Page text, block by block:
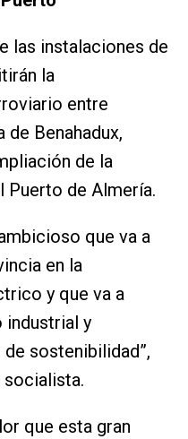
las instalaciones de
la
entre
de Benahadux,
de la
de Almería.
que va a
en la
y que va a
y
sostenibilidad”,
socialista.
que esta gran